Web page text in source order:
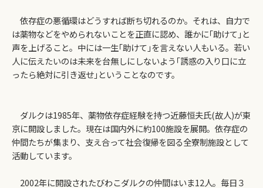
依存症の悪循環はどうすれば断ち切れるのか。それは、自力で
は薬物などをやめられないことを正直に認め、誰かに｢助けて｣と
声を上げること。中には一生｢助けて｣を言えない人もいる。若い
人に伝えたいのは未来を台無しにしないよう｢誘惑の入り口に立
ったら絶対に引き返せ｣ということなのです。
ダルクは1985年、薬物依存症経験を持つ近藤恒夫氏(故人)が東
京に開設しました。現在は国内外に約100施設を展開。依存症の
仲間たちが集まり、支え合って社会復帰を図る全寮制施設として
活動しています。
2002年に開設されたびわこダルクの仲間はいま12人。毎日３